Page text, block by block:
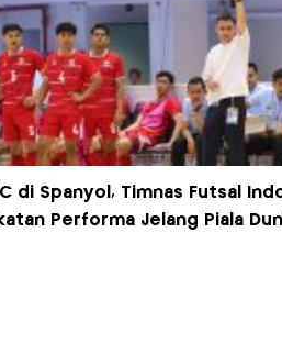
di Spanyol, Timnas Futsal
Performa Jelang Piala